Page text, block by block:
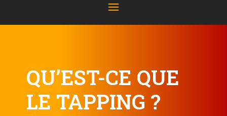
QU’EST-CE QUE
LE TAPPING ?